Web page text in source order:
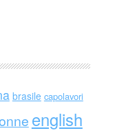
brasile capolavori
english